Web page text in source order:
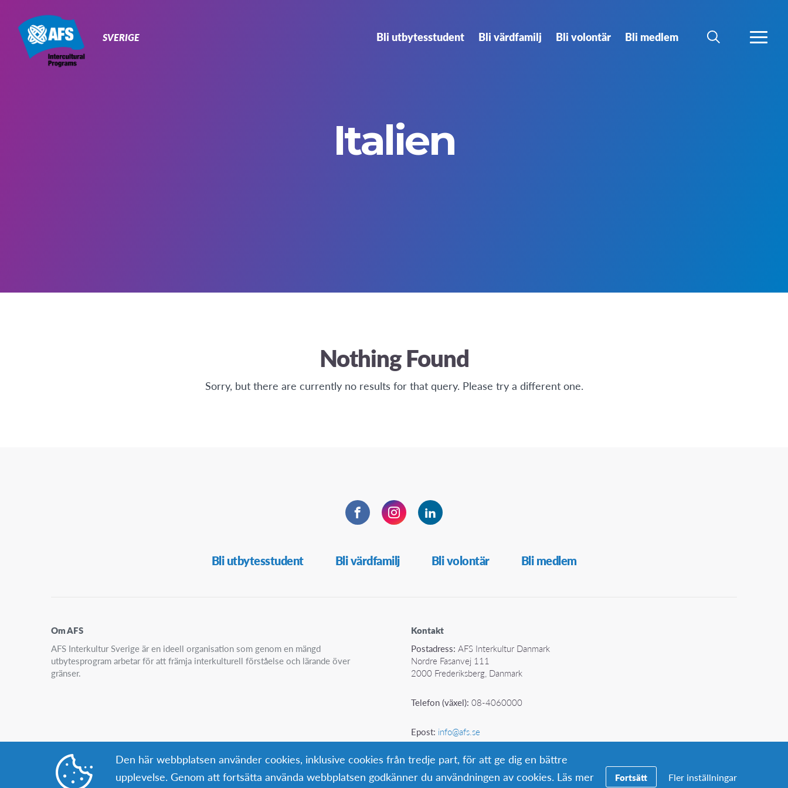
SVERIGE Bli utbytesstudent Bli värdfamilj Bli volontär Bli medlem
SÖK MER
Italien
Nothing Found
Sorry, but there are currently no results for that query. Please try a different one.
FacebookInstagramLinkedIn
Bli utbytesstudent Bli värdfamilj Bli volontär Bli medlem
Kontakt
Postadress: AFS Interkultur Danmark
Nordre Fasanvej 111
2000 Frederiksberg, Danmark
Telefon (växel):08-4060000
Epost: info@afs.se
Om AFS
AFS Interkultur Sverige är en ideell organisation som genom en mängd
utbytesprogram arbetar för att främja interkulturell förståelse och lärande över
gränser.
Den här webbplatsen använder cookies, inklusive cookies från tredje part, för att ge dig en bättre
upplevelse. Genom att fortsätta använda webbplatsen godkänner du användningen av cookies. Läs mer
Fortsätt Fler inställningar